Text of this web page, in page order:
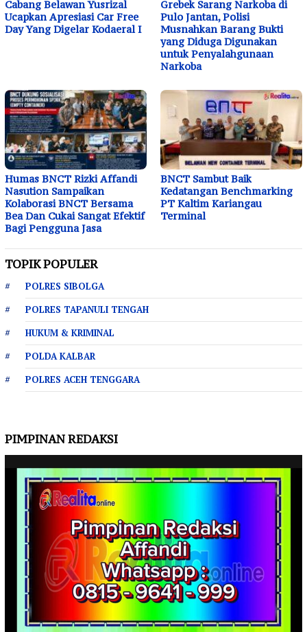
Cabang Belawan Yusrizal
Ucapkan Apresiasi Car Free
Day Yang Digelar Kodaeral I
Grebek Sarang Narkoba di
Pulo Jantan, Polisi
Musnahkan Barang Bukti
yang Diduga Digunakan
untuk Penyalahgunaan
Narkoba
Humas BNCT Rizki Affandi
Nasution Sampaikan
Kolaborasi BNCT Bersama
Bea Dan Cukai Sangat Efektif
Bagi Pengguna Jasa
BNCT Sambut Baik
Kedatangan Benchmarking
PT Kaltim Kariangau
Terminal
TOPIK POPULER
POLRES SIBOLGA
POLRES TAPANULI TENGAH
HUKUM & KRIMINAL
POLDA KALBAR
POLRES ACEH TENGGARA
PIMPINAN REDAKSI